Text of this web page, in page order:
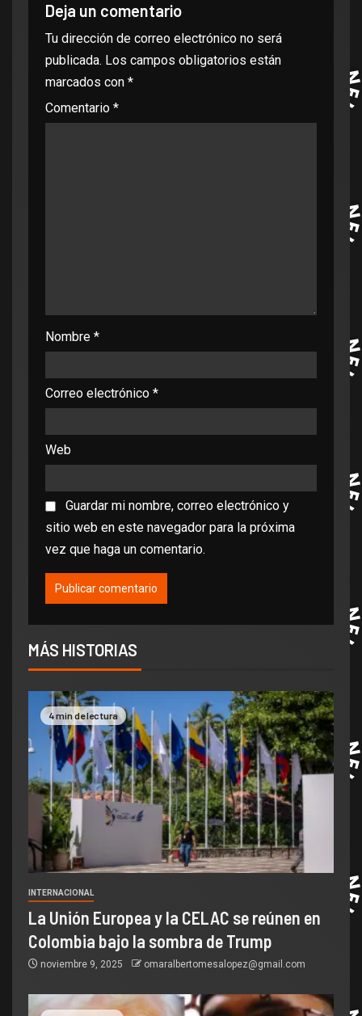
Deja un comentario
Tu dirección de correo electrónico no será
publicada. Los campos obligatorios están
marcados con *
Comentario *
Nombre *
Correo electrónico *
Web
Guardar mi nombre, correo electrónico y
sitio web en este navegador para la próxima
vez que haga un comentario.
MÁS HISTORIAS
4 min de lectura
INTERNACIONAL
La Unión Europea y la CELAC se reúnen en
Colombia bajo la sombra de Trump
noviembre 9, 2025 omaralbertomesalopez@gmail.com